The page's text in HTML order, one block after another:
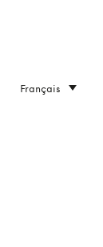
Français